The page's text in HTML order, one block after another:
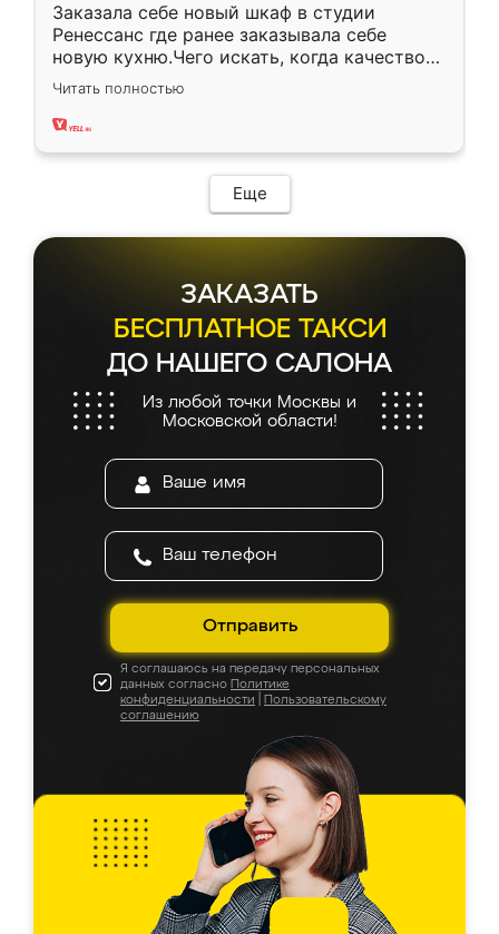
Заказала себе новый шкаф в студии
Ренессанс где ранее заказывала себе
новую кухню.Чего искать, когда качеством
вполне довольна. Служит кухня уже почти
два года, нареканий нет.
Читать полностью
Еще
ЗАКАЗАТЬ
БЕСПЛАТНОЕ ТАКСИ
ДО НАШЕГО САЛОНА
Из любой точки Москвы и
Московской области!
Отправить
Я соглашаюсь на передачу персональных
данных согласно Политике
конфиденциальности
Пользовательскому
соглашению